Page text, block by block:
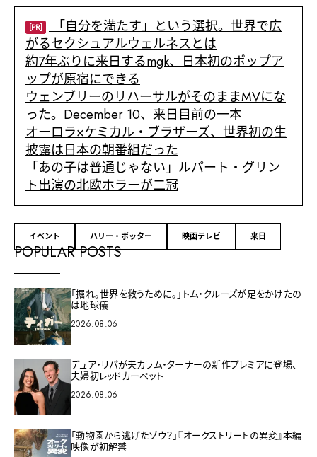
[PR]
「自分を満たす」という選択。世界で広
がるセクシュアルウェルネスとは
約7年ぶりに来日するmgk、日本初のポップア
ップが原宿にできる
ウェンブリーのリハーサルがそのままMVにな
った。December 10、来日目前の一本
オーロラ×ケミカル・ブラザーズ、世界初の生
披露は日本の朝番組だった
「あの子は普通じゃない」ルパート・グリン
ト出演の北欧ホラーが二冠
イベント ハリー・ポッター 映画テレビ 来日
POPULAR POSTS
「掘れ。世界を救うために。」トム・クルーズが足をかけたの
は地球儀
2026.08.06
デュア・リパが夫カラム・ターナーの新作プレミアに登場、
夫婦初レッドカーペット
2026.08.06
「動物園から逃げたゾウ？」『オークストリートの異変』本編
映像が初解禁